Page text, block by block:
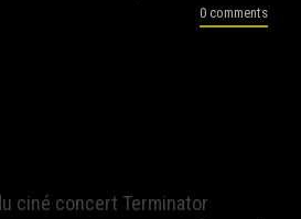
0 comments
ciné concert Terminator